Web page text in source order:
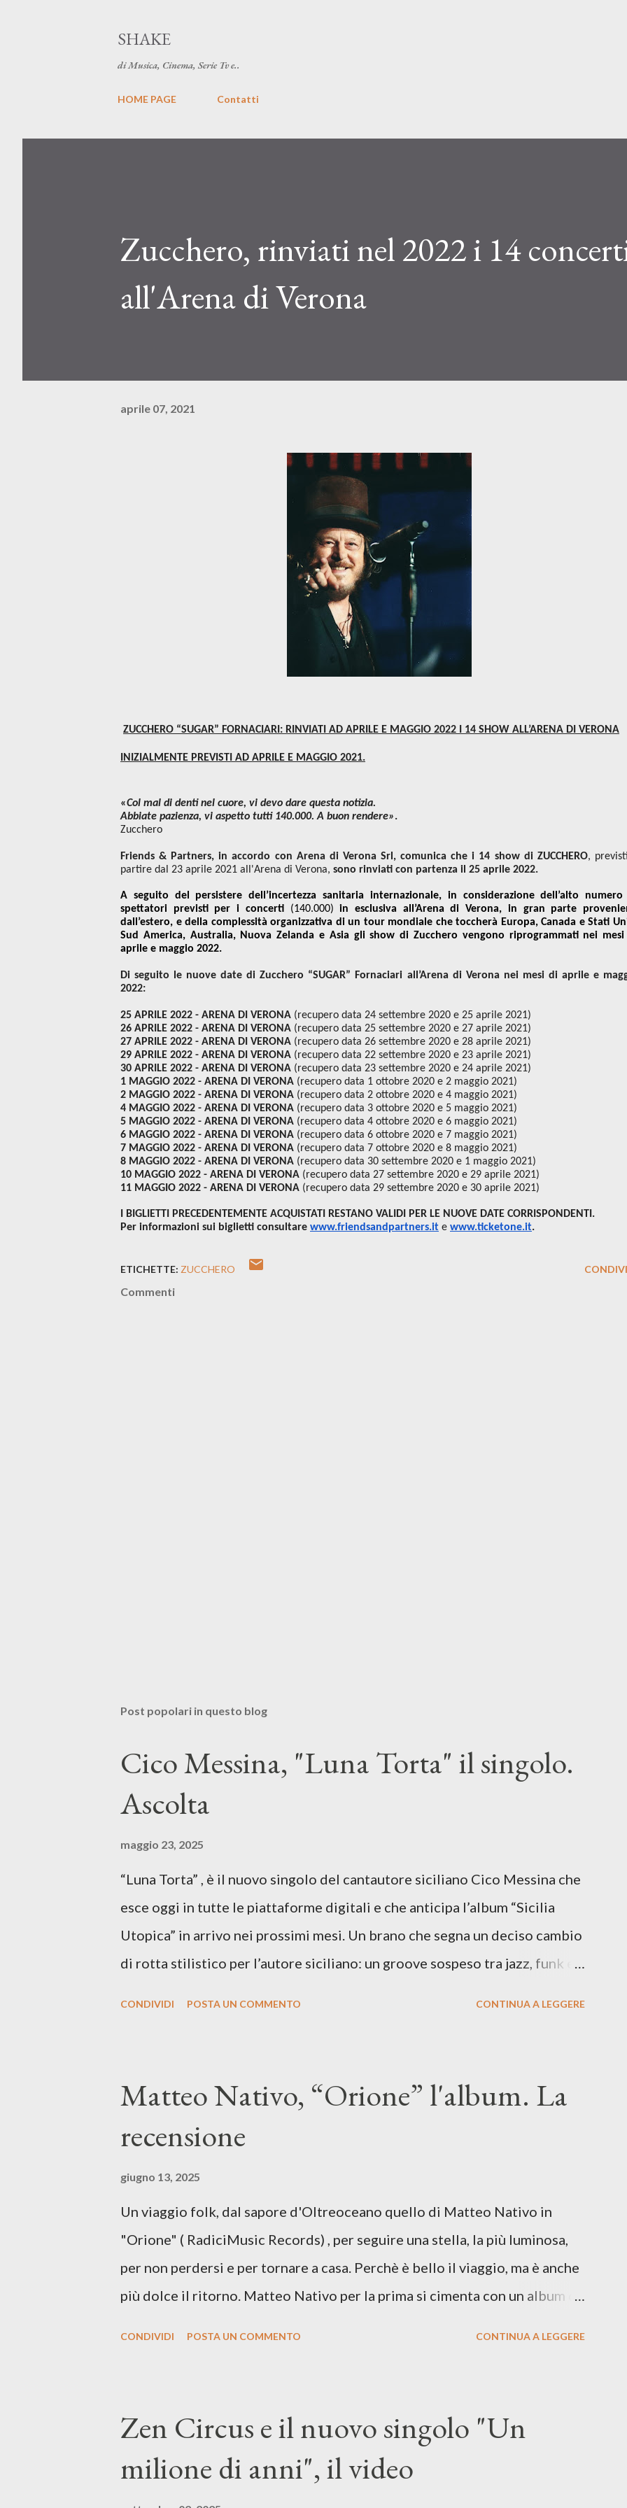
SHAKE
di Musica, Cinema, Serie Tv e..
HOME PAGE Contatti
Zucchero, rinviati nel 2022 i 14
all'Arena di Verona
aprile 07, 2021
ZUCCHERO “SUGAR” FORNACIARI: RINVIATI AD APRILE E MAGGIO 2022 I 14 SHOW ALL’ARENA DI VERONA
INIZIALMENTE PREVISTI AD APRILE E MAGGIO 2021.
«Col mal di denti nel cuore, vi devo dare questa notizia.
Abbiate pazienza, vi aspetto tutti 140.000. A buon rendere».
Zucchero
Friends & Partners, in accordo con Arena di Verona Srl, comunica che i 14 show di ZUCCHERO,
partire dal 23 aprile 2021 all'Arena di Verona, sono rinviati con partenza il 25 aprile 2022.
A seguito del persistere dell’incertezza sanitaria internazionale, in considerazione dell’alto
spettatori previsti per i concerti (140.000) in esclusiva all’Arena di Verona, in gran parte
dall’estero, e della complessità organizzativa di un tour mondiale che toccherà Europa, Canada e Stati
Sud America, Australia, Nuova Zelanda e Asia gli show di Zucchero vengono riprogrammati nei
aprile e maggio 2022.
Di seguito le nuove date di Zucchero “SUGAR” Fornaciari all’Arena di Verona nei mesi di aprile e
2022:
25 APRILE 2022 - ARENA DI VERONA (recupero data 24 settembre 2020 e 25 aprile 2021)
26 APRILE 2022 - ARENA DI VERONA (recupero data 25 settembre 2020 e 27 aprile 2021)
27 APRILE 2022 - ARENA DI VERONA (recupero data 26 settembre 2020 e 28 aprile 2021)
29 APRILE 2022 - ARENA DI VERONA (recupero data 22 settembre 2020 e 23 aprile 2021)
30 APRILE 2022 - ARENA DI VERONA (recupero data 23 settembre 2020 e 24 aprile 2021)
1 MAGGIO 2022 - ARENA DI VERONA (recupero data 1 ottobre 2020 e 2 maggio 2021)
2 MAGGIO 2022 - ARENA DI VERONA (recupero data 2 ottobre 2020 e 4 maggio 2021)
4 MAGGIO 2022 - ARENA DI VERONA (recupero data 3 ottobre 2020 e 5 maggio 2021)
5 MAGGIO 2022 - ARENA DI VERONA (recupero data 4 ottobre 2020 e 6 maggio 2021)
6 MAGGIO 2022 - ARENA DI VERONA (recupero data 6 ottobre 2020 e 7 maggio 2021)
7 MAGGIO 2022 - ARENA DI VERONA (recupero data 7 ottobre 2020 e 8 maggio 2021)
8 MAGGIO 2022 - ARENA DI VERONA (recupero data 30 settembre 2020 e 1 maggio 2021)
10 MAGGIO 2022 - ARENA DI VERONA (recupero data 27 settembre 2020 e 29 aprile 2021)
11 MAGGIO 2022 - ARENA DI VERONA (recupero data 29 settembre 2020 e 30 aprile 2021)
I BIGLIETTI PRECEDENTEMENTE ACQUISTATI RESTANO VALIDI PER LE NUOVE DATE CORRISPONDENTI.
Per informazioni sui biglietti consultare www.friendsandpartners.it e www.ticketone.it.
ETICHETTE: ZUCCHERO
Commenti
Post popolari in questo blog
Cico Messina, "Luna Torta" il singolo.
Ascolta
maggio 23, 2025
“Luna Torta” , è il nuovo singolo del cantautore siciliano Cico Messina che
esce oggi in tutte le piattaforme digitali e che anticipa l’album “Sicilia
Utopica” in arrivo nei prossimi mesi. Un brano che segna un deciso cambio
di rotta stilistico per l’autore siciliano: un groove sospeso tra jazz, funk e
segnato da guerre, disorientamento e tensioni globali. La canzone
racconta la difficoltà di creare, e perfino di esistere, sotto il peso della
vivere e nel suonare, nel trovare respiro anche quando l’aria sembra farsi
più densa. Il brano è anche una dichiarazione d’intenti: Cico Messina apre
il suo nuovo percorso artistico con una composizi...
CONDIVIDI POSTA UN COMMENTO CONTINUA A LEGGERE
Matteo Nativo, “Orione” l'album. La
recensione
giugno 13, 2025
Un viaggio folk, dal sapore d'Oltreoceano quello di Matteo Nativo in
"Orione" ( RadiciMusic Records) , per seguire una stella, la più luminosa,
per non perdersi e per tornare a casa. Perchè è bello il viaggio, ma è anche
più dolce il ritorno. Matteo Nativo per la prima si cimenta con un album di
voce della cantautrice Silvia Conti. Perdersi. Dicevamo. Ed è da qui che il
nostro inizia questo concept musicale, con " Che ora è" , raccontando la
CONDIVIDI POSTA UN COMMENTO CONTINUA A LEGGERE
Zen Circus e il nuovo singolo "Un
milione di anni", il video